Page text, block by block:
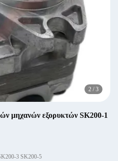
3 / 3
μηχανών εξορυκτών SK200-1
3 SK200-5